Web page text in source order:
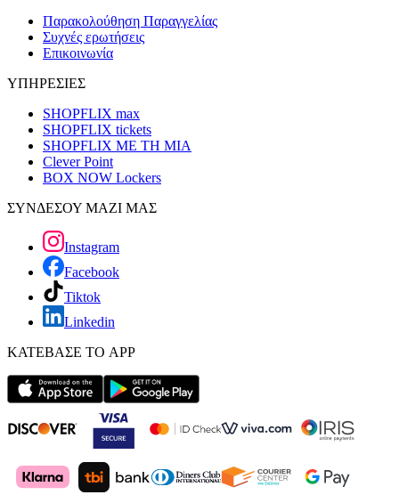
Παρακολούθηση Παραγγελίας
Συχνές ερωτήσεις
Επικοινωνία
ΥΠΗΡΕΣΙΕΣ
SHOPFLIX max
SHOPFLIX tickets
SHOPFLIX ΜΕ ΤΗ ΜΙΑ
Clever Point
BOX NOW Lockers
ΣΥΝΔΕΣΟΥ ΜΑΖΙ ΜΑΣ
Instagram
Facebook
Tiktok
Linkedin
ΚΑΤΕΒΑΣΕ ΤΟ APP